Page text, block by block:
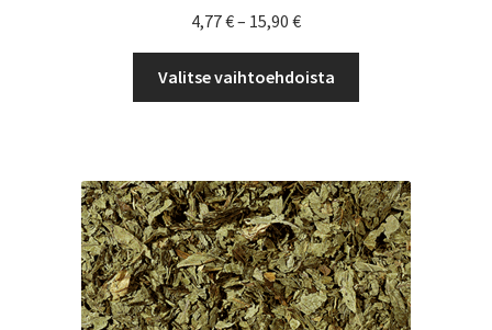
4,77€– 15,90 €Hintaluokka:
4,77 €
-
15,90 €
Valitse vaihtoehdoista
Voit
tehdä
valinnat
tuotteen
sivulla.